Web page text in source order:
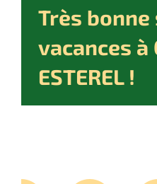
Très bonne
vacances à
ESTEREL !